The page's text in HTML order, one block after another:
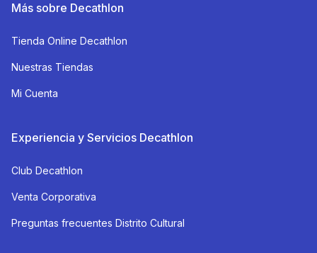
Más sobre Decathlon
Tienda Online Decathlon
Nuestras Tiendas
Mi Cuenta
Experiencia y Servicios Decathlon
Club Decathlon
Venta Corporativa
Preguntas frecuentes Distrito Cultural